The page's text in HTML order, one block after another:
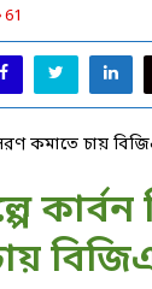
61
কার্বন